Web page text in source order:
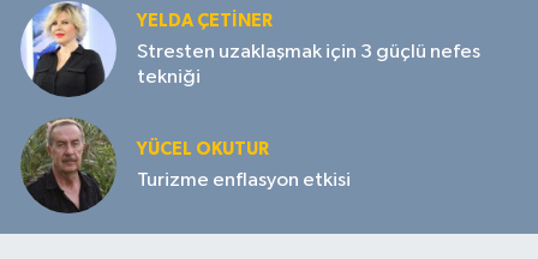
YELDA ÇETİNER
Stresten uzaklaşmak için 3 güçlü nefes
tekniği
YÜCEL OKUTUR
Turizme enflasyon etkisi